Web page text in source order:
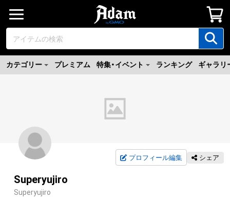
カテゴリー プレミアム 特集・イベント ランキング ギャラリ
プロフィール編集 シェア
Superyujiro
Superyujiro